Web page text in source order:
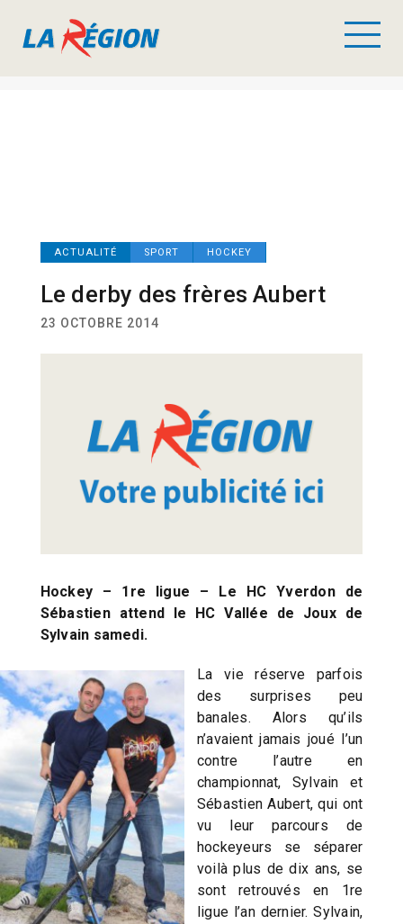
ACTUALITÉ SPORT HOCKEY
Le derby des frères Aubert
23 OCTOBRE 2014
Hockey – 1re ligue – Le HC Yverdon de
Sébastien attend le HC Vallée de Joux de
Sylvain samedi.
La vie réserve parfois
des surprises peu
banales. Alors qu’ils
n’avaient jamais joué l’un
contre l’autre en
championnat, Sylvain et
Sébastien Aubert, qui ont
vu leur parcours de
hockeyeurs se séparer
voilà plus de dix ans, se
sont retrouvés en 1re
ligue l’an dernier. Sylvain,